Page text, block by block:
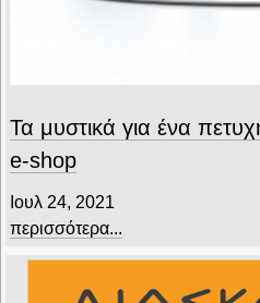
Τα μυστικά για ένα
e-shop
Ιουλ 24, 2021
περισσότερα...